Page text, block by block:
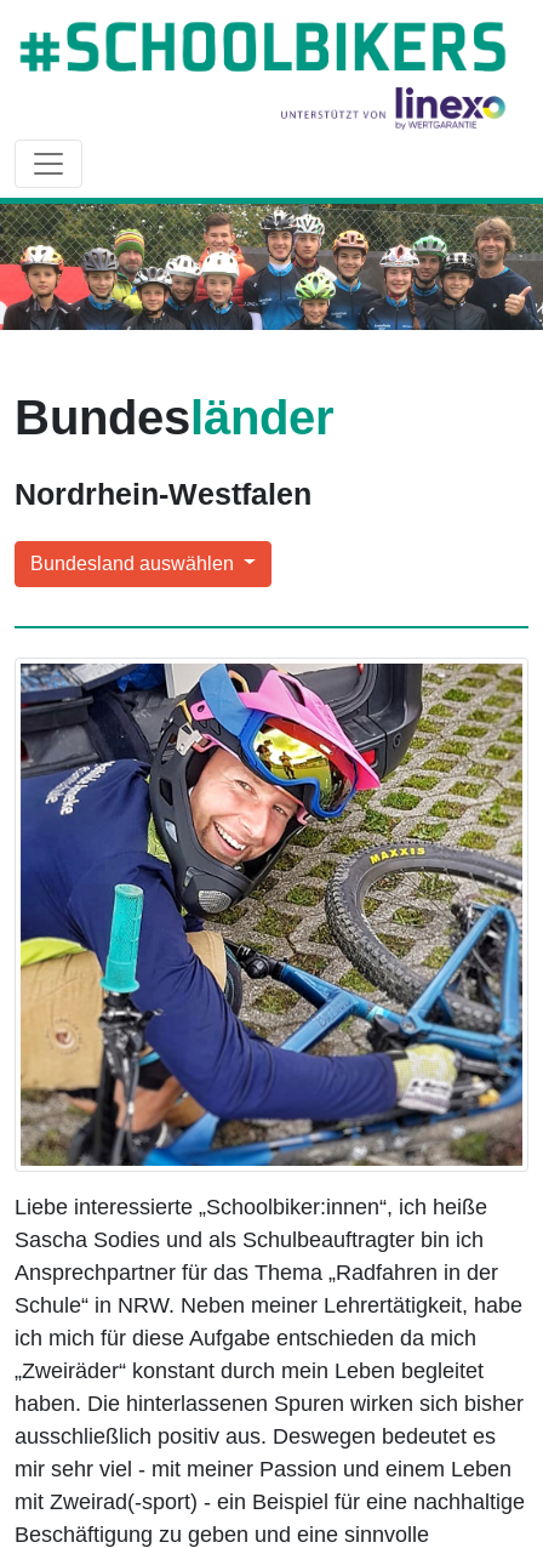
Bundesländer
Nordrhein-Westfalen
Bundesland auswählen
Liebe interessierte „Schoolbiker:innen“, ich heiße
Sascha Sodies und als Schulbeauftragter bin ich
Ansprechpartner für das Thema „Radfahren in der
Schule“ in NRW. Neben meiner Lehrertätigkeit, habe
ich mich für diese Aufgabe entschieden da mich
„Zweiräder“ konstant durch mein Leben begleitet
haben. Die hinterlassenen Spuren wirken sich bisher
ausschließlich positiv aus. Deswegen bedeutet es
mir sehr viel - mit meiner Passion und einem Leben
mit Zweirad(-sport) - ein Beispiel für eine nachhaltige
Beschäftigung zu geben und eine sinnvolle